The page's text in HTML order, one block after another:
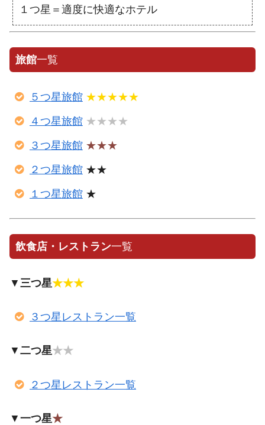
１つ星＝適度に快適なホテル
旅館一覧
５つ星旅館 ★★★★★
４つ星旅館 ★★★★
３つ星旅館 ★★★
２つ星旅館 ★★
１つ星旅館 ★
飲食店・レストラン一覧
▼ 三つ星★★★
３つ星レストラン一覧
▼ 二つ星★★
２つ星レストラン一覧
▼ 一つ星★